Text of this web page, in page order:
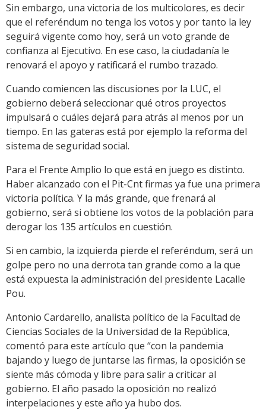
Sin embargo, una victoria de los multicolores, es decir
que el referéndum no tenga los votos y por tanto la ley
seguirá vigente como hoy, será un voto grande de
confianza al Ejecutivo. En ese caso, la ciudadanía le
renovará el apoyo y ratificará el rumbo trazado.
Cuando comiencen las discusiones por la LUC, el
gobierno deberá seleccionar qué otros proyectos
impulsará o cuáles dejará para atrás al menos por un
tiempo. En las gateras está por ejemplo la reforma del
sistema de seguridad social.
Para el Frente Amplio lo que está en juego es distinto.
Haber alcanzado con el Pit-Cnt firmas ya fue una primera
victoria política. Y la más grande, que frenará al
gobierno, será si obtiene los votos de la población para
derogar los 135 artículos en cuestión.
Si en cambio, la izquierda pierde el referéndum, será un
golpe pero no una derrota tan grande como a la que
está expuesta la administración del presidente Lacalle
Pou.
Antonio Cardarello, analista político de la Facultad de
Ciencias Sociales de la Universidad de la República,
comentó para este artículo que “con la pandemia
bajando y luego de juntarse las firmas, la oposición se
siente más cómoda y libre para salir a criticar al
gobierno. El año pasado la oposición no realizó
interpelaciones y este año ya hubo dos.